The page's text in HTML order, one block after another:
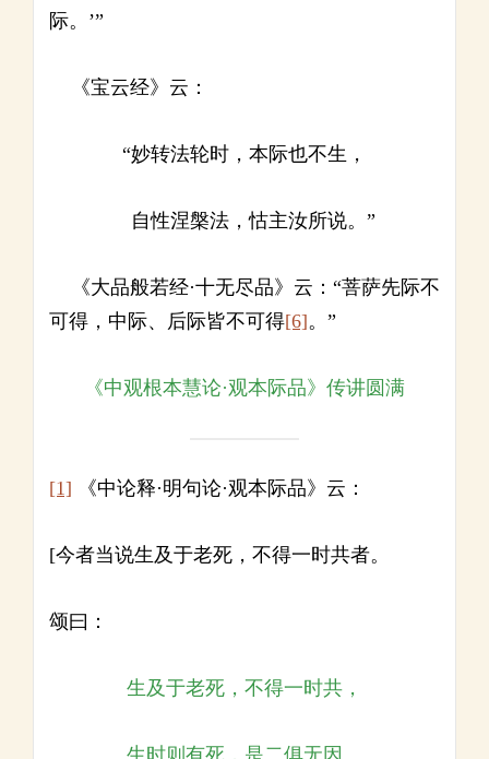
际。’”
《宝云经》云：
“妙转法轮时，本际也不生，
自性涅槃法，怙主汝所说。”
《大品般若经·十无尽品》云：“菩萨先际不
可得，中际、后际皆不可得[6]。”
《中观根本慧论·观本际品》传讲圆满
[1] 《中论释·明句论·观本际品》云：
[今者当说生及于老死，不得一时共者。
颂曰：
生及于老死，不得一时共，